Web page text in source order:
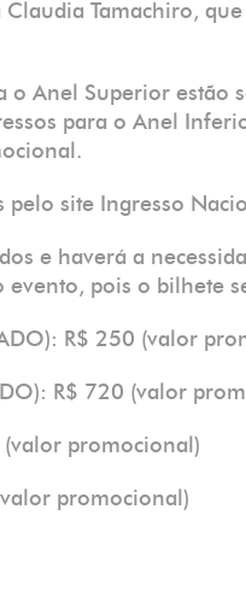
Claudia Tamachiro,
o Anel Superior
para o Anel
pelo site Ingresso
e haverá a
evento, pois o bilhete
R$ 250 (valor
R$ 720 (valor
promocional)
promocional)